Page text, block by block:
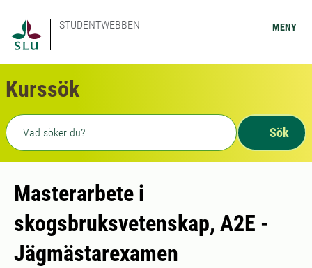
STUDENTWEBBEN MENY
Kurssök
Fritext sökning
Sök
Masterarbete i
skogsbruksvetenskap, A2E -
Jägmästarexamen